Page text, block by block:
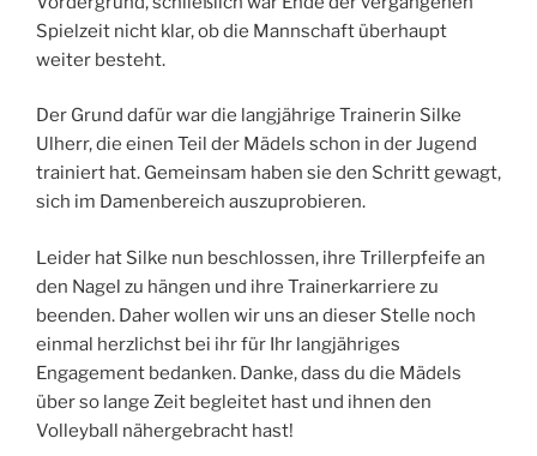
Spielzeit nicht klar, ob die Mannschaft überhaupt
weiter besteht.
Der Grund dafür war die langjährige Trainerin Silke
Ulherr, die einen Teil der Mädels schon in der Jugend
trainiert hat. Gemeinsam haben sie den Schritt gewagt,
sich im Damenbereich auszuprobieren.
Leider hat Silke nun beschlossen, ihre Trillerpfeife an
den Nagel zu hängen und ihre Trainerkarriere zu
beenden. Daher wollen wir uns an dieser Stelle noch
einmal herzlichst bei ihr für Ihr langjähriges
Engagement bedanken. Danke, dass du die Mädels
über so lange Zeit begleitet hast und ihnen den
Volleyball nähergebracht hast!